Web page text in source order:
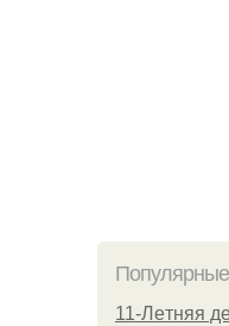
11-Лeтняя